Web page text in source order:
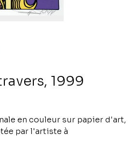
1999
en couleur sur papier d'art,
par l'artiste à